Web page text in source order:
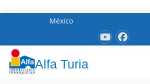
México
Alfa Turia